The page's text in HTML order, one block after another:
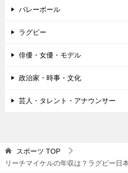
バレーボール
ラグビー
俳優・女優・モデル
政治家・時事・文化
芸人・タレント・アナウンサー
スポーツ TOP
リーチマイケルの年収は？ラグビー日